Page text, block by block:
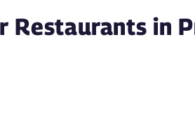
Restaurants in